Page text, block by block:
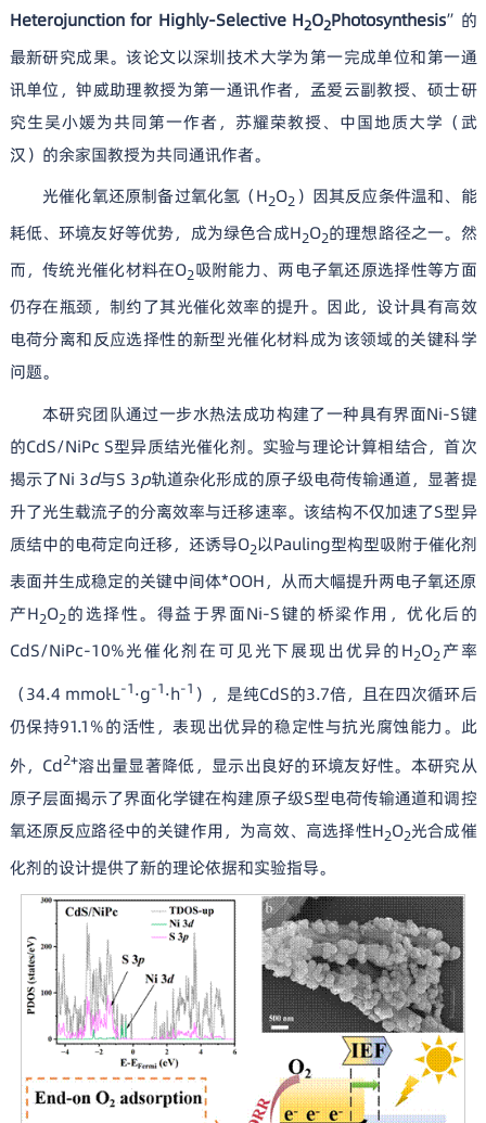
Heterojunction for Highly-Selective H2O2Photosynthesis”的
最新研究成果。该论文以深圳技术大学为第一完成单位和第一通
讯单位，钟威助理教授为第一通讯作者，孟爱云副教授、硕士研
究生吴小媛为共同第一作者，苏耀荣教授、中国地质大学（武
汉）的余家国教授为共同通讯作者。
光催化氧还原制备过氧化氢（H2O2 ）因其反应条件温和、能
耗低、环境友好等优势，成为绿色合成H2O2的理想路径之一。然
而，传统光催化材料在O2吸附能力、两电子氧还原选择性等方面
仍存在瓶颈，制约了其光催化效率的提升。因此，设计具有高效
电荷分离和反应选择性的新型光催化材料成为该领域的关键科学
问题。
本研究团队通过一步水热法成功构建了一种具有界面Ni-S键
的CdS/NiPc S型异质结光催化剂。实验与理论计算相结合，首次
揭示了Ni 3d与S 3p轨道杂化形成的原子级电荷传输通道，显著提
升了光生载流子的分离效率与迁移速率。该结构不仅加速了S型异
质结中的电荷定向迁移，还诱导O2以Pauling型构型吸附于催化剂
表面并生成稳定的关键中间体*OOH，从而大幅提升两电子氧还原
产H2O2的选择性。得益于界面Ni-S键的桥梁作用，优化后的
CdS/NiPc-10%光催化剂在可见光下展现出优异的H2O2产率
（34.4 mmol·L-1·g-1·h-1 ），是纯CdS的3.7倍，且在四次循环后
仍保持91.1%的活性，表现出优异的稳定性与抗光腐蚀能力。此
外，Cd2+溶出量显著降低，显示出良好的环境友好性。本研究从
原子层面揭示了界面化学键在构建原子级S型电荷传输通道和调控
氧还原反应路径中的关键作用，为高效、高选择性H2O2光合成催
化剂的设计提供了新的理论依据和实验指导。